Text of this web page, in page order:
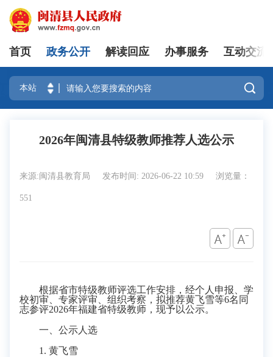
登录
首页 政务公开 解读回应 办事服务 互动交流

2026年闽清县特级教师推荐人选公示
来源:闽清县教育局 发布时间: 2026-06-22 10:59 浏览量：
551
根据省市特级教师评选工作安排，经个人申报、学
校初审、专家评审、组织考察，拟推荐黄飞雪等6名同
志参评2026年福建省特级教师，现予以公示。
一、公示人选
1. 黄飞雪